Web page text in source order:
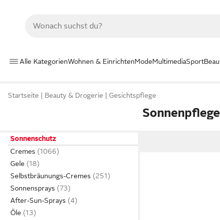
Alle KategorienWohnen & EinrichtenModeMultimediaSport
Startseite Beauty & Drogerie Gesichtspflege
Sonnenpflege
Sonnenschutz
Cremes
Gele
Selbstbräunungs-Cremes
Sonnensprays
After-Sun-Sprays
Öle